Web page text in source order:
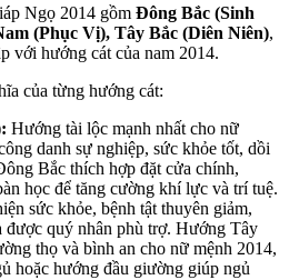
Ngọ 2014 gồm Đông Bắc (Sinh
(Phục Vị), Tây Bắc (Diên Niên),
với hướng cát của nam 2014.
của từng hướng cát:
Hướng tài lộc mạnh nhất cho nữ
danh sự nghiệp, sức khỏe tốt, dồi
Bắc thích hợp đặt cửa chính,
học để tăng cường khí lực và trí tuệ.
sức khỏe, bệnh tật thuyên giảm,
được quý nhân phù trợ. Hướng Tây
thọ và bình an cho nữ mệnh 2014,
hoặc hướng đầu giường giúp ngủ